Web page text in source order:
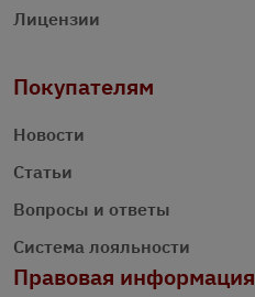
Лицензии
Покупателям
Новости
Статьи
Вопросы и ответы
Система лояльности
Правовая информация